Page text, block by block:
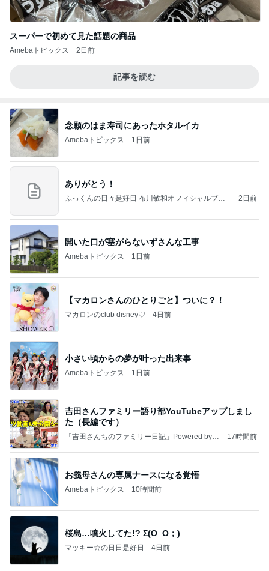
スーパーで初めて見た話題の商品
Amebaトピックス 2日前
記事を読む
念願のはま寿司にあったホタルイカ
Amebaトピックス 1日前
ありがとう！
ふっくんの日々是好日 布川敏和オフィシャルブロ
2日前
開いた口が塞がらないずさんな工事
Amebaトピックス 1日前
【マカロンさんのひとりごと】ついに？！
マカロンのclub disney♡ 4日前
小さい頃からの夢が叶った出来事
Amebaトピックス 1日前
吉田さんファミリー語り部YouTubeアップしまし
た（長編です）
「吉田さんちのファミリー日記」Powered by A
17時間前
お義母さんの専属ナースになる覚悟
Amebaトピックス 10時間前
桜島…噴火してた!? Σ(O_O；)
マッキー☆の日日是好日 4日前